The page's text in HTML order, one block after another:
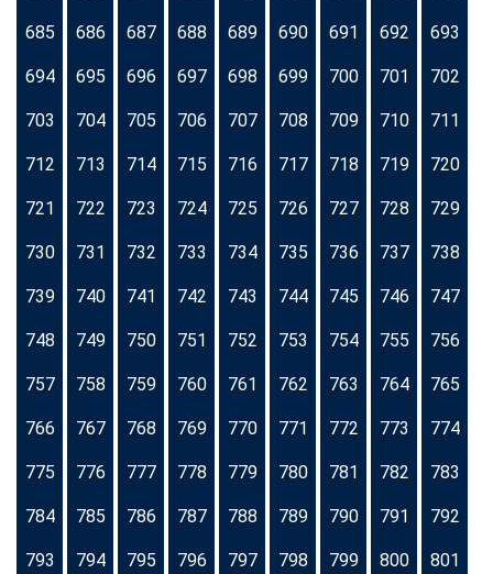
685 686 687 688 689 690 691 692 693
694 695 696 697 698 699 700 701 702
703 704 705 706 707 708 709 710 711
712 713 714 715 716 717 718 719 720
721 722 723 724 725 726 727 728 729
730 731 732 733 734 735 736 737 738
739 740 741 742 743 744 745 746 747
748 749 750 751 752 753 754 755 756
757 758 759 760 761 762 763 764 765
766 767 768 769 770 771 772 773 774
775 776 777 778 779 780 781 782 783
784 785 786 787 788 789 790 791 792
793 794 795 796 797 798 799 800 801